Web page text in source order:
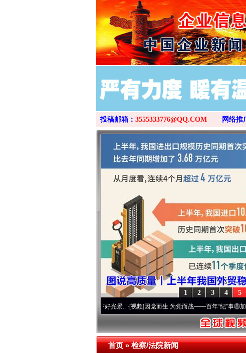
投稿邮箱： 3555333776@QQ.COM 网络推
5
4
3
2
1
使命 奋进复兴征程丨宝塔山下好光景..·[视频]因党而生 为党而战——百年“纪”事⑧加强纪律..
首页»检察/法院新闻
网上购药对药下症？
这是一记警钟！